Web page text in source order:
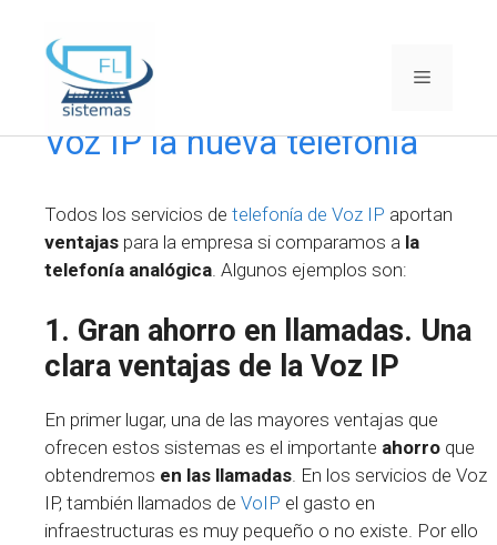
contenido
Menú
Voz IP la nueva telefonía
Todos los servicios de telefonía de Voz IP aportan
ventajas para la empresa si comparamos a la
telefonía analógica. Algunos ejemplos son:
1. Gran ahorro en llamadas. Una
clara ventajas de la Voz IP
En primer lugar, una de las mayores ventajas que
ofrecen estos sistemas es el importante ahorro que
obtendremos en las llamadas . En los servicios de Voz
IP, también llamados de VoIP el gasto en
infraestructuras es muy pequeño o no existe. Por ello